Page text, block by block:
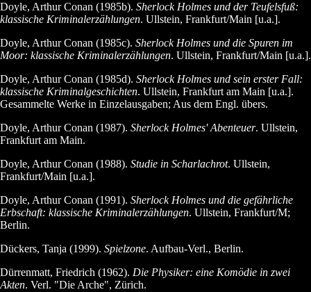
Doyle, Arthur Conan (1985b). Sherlock Holmes und der Teufelsfuß:
klassische Kriminalerzählungen. Ullstein, Frankfurt/Main [u.a.].
Doyle, Arthur Conan (1985c). Sherlock Holmes und die Spuren im
Moor: klassische Kriminalerzählungen. Ullstein, Frankfurt/Main [u.a.].
Doyle, Arthur Conan (1985d). Sherlock Holmes und sein erster Fall:
klassische Kriminalgeschichten. Ullstein, Frankfurt am Main [u.a.].
Gesammelte Werke in Einzelausgaben; Aus dem Engl. übers.
Doyle, Arthur Conan (1987). Sherlock Holmes' Abenteuer. Ullstein,
Frankfurt am Main.
Doyle, Arthur Conan (1988). Studie in Scharlachrot. Ullstein,
Frankfurt/Main [u.a.].
Doyle, Arthur Conan (1991). Sherlock Holmes und die gefährliche
Erbschaft: klassische Kriminalerzählungen. Ullstein, Frankfurt/M;
Berlin.
Dückers, Tanja (1999). Spielzone. Aufbau-Verl., Berlin.
Dürrenmatt, Friedrich (1962). Die Physiker: eine Komödie in zwei
Akten. Verl. "Die Arche", Zürich.